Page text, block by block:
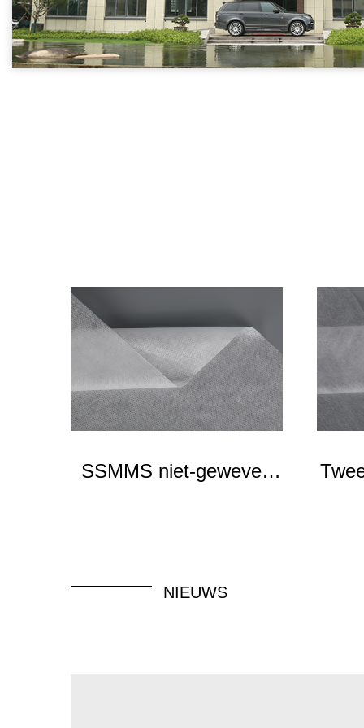
SSMMS niet-geweven
NIEUWS